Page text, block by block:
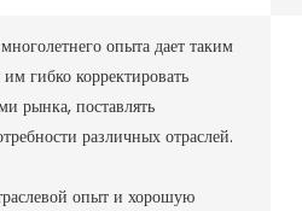
опыта дает таким
гибко корректировать
рынка, поставлять
различных отраслей.
опыт и хорошую